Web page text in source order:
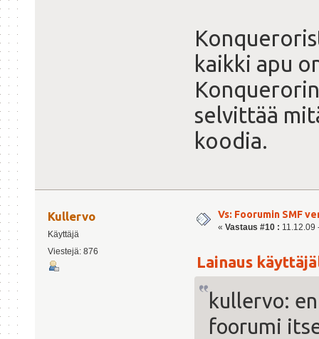
kaikki apu
selvittää
koodia.
Kullervo
Käyttäjä
Viestejä: 876
Vs: Foorumin SMF
« Vastaus #10 : 11.12.09
Lainaus
kullervo:
foorumi